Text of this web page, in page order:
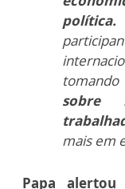
política.
tomando
sobre
mais em
Papa